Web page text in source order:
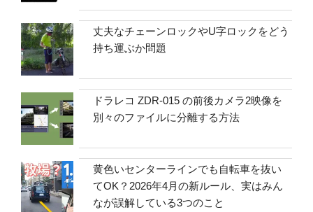
丈夫なチェーンロックやU字ロックをどう
持ち運ぶか問題
ドラレコ ZDR-015 の前後カメラ2映像を
別々のファイルに分離する方法
黄色いセンターラインでも自転車を抜い
てOK？2026年4月の新ルール、実はみん
なが誤解している3つのこと